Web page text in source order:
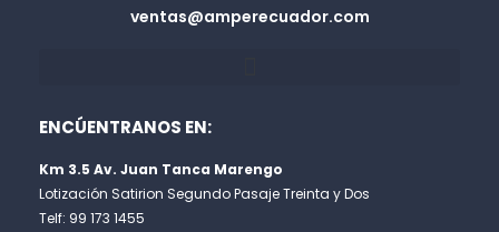
ventas@amperecuador.com
ENCÚENTRANOS EN:
Km 3.5 Av. Juan Tanca Marengo
Lotización Satirion Segundo Pasaje Treinta y Dos
Telf: 99 173 1455